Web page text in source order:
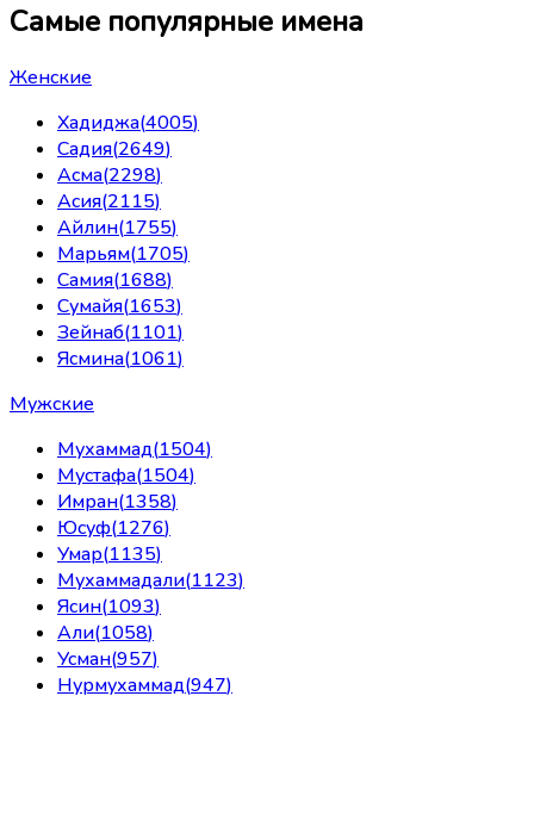
Самые популярные имена
Женские
Хадиджа(4005)
Садия(2649)
Асма(2298)
Асия(2115)
Айлин(1755)
Марьям(1705)
Самия(1688)
Сумайя(1653)
Зейнаб(1101)
Ясмина(1061)
Мужские
Мухаммад(1504)
Мустафа(1504)
Имран(1358)
Юсуф(1276)
Умар(1135)
Мухаммадали(1123)
Ясин(1093)
Али(1058)
Усман(957)
Нурмухаммад(947)